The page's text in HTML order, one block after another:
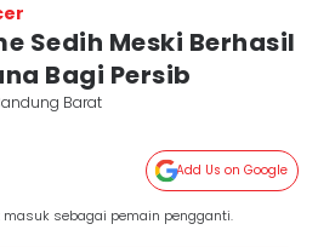
Sedih Meski Berhasil
Bagi Persib
Barat
Add Us on Google
sebagai pemain pengganti.